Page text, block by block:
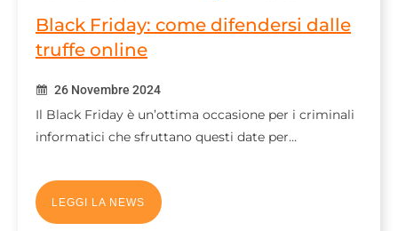
Black Friday: come difendersi dalle
truffe online
26 Novembre 2024
Il Black Friday è un’ottima occasione per i criminali
informatici che sfruttano questi date per…
LEGGI LA NEWS